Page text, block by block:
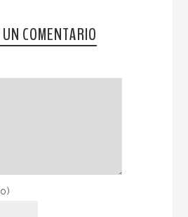
COMENTARIO